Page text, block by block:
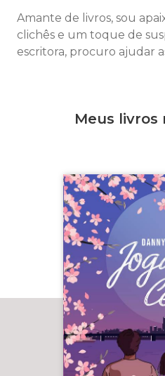
Amante de livros, sou
clichês e um toque de
escritora, procuro ajudar
Meus livros